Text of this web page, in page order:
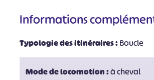
Informations
Typologie des itinéraires :Boucle
Mode de locomotion :à cheval